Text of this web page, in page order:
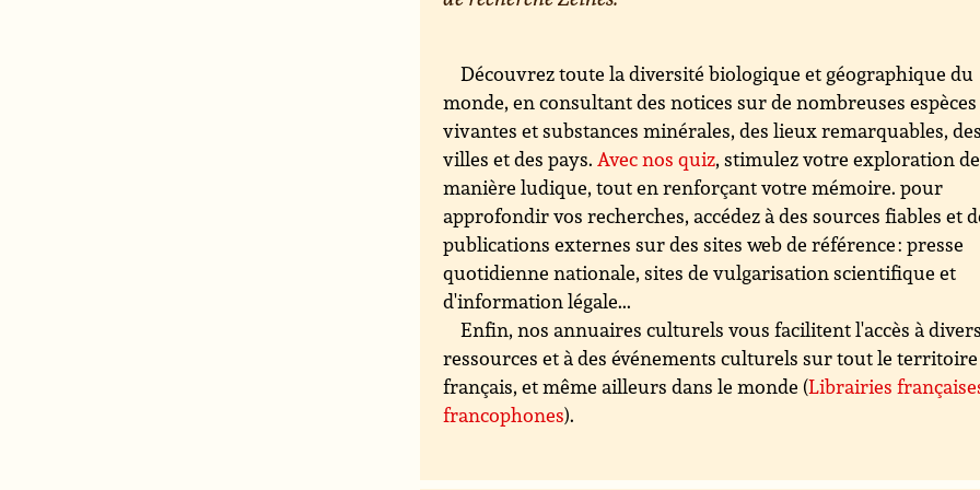
Découvrez toute la diversité biologique et géographique du
monde, en consultant des notices sur de nombreuses espèces
vivantes et substances minérales, des lieux remarquables, des
villes et des pays. Avec nos quiz, stimulez votre exploration de
manière ludique, tout en renforçant votre mémoire. pour
approfondir vos recherches, accédez à des sources fiables et
publications externes sur des sites web de référence : presse
quotidienne nationale, sites de vulgarisation scientifique et
d'information légale...
Enfin, nos annuaires culturels vous facilitent l'accès à
ressources et à des événements culturels sur tout le territoire
français, et même ailleurs dans le monde (Librairies
francophones).